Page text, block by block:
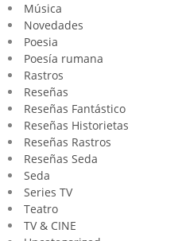
Música
Novedades
Poesia
Poesía rumana
Rastros
Reseñas
Reseñas Fantástico
Reseñas Historietas
Reseñas Rastros
Reseñas Seda
Seda
Series TV
Teatro
TV & CINE